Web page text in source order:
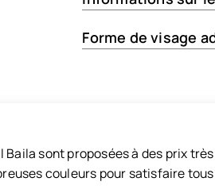
Forme de visage
Baila sont proposées à des prix
couleurs pour satisfaire